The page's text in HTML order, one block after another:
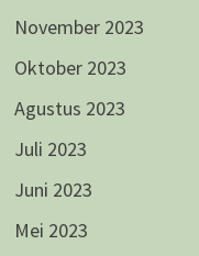
November 2023
Oktober 2023
Agustus 2023
Juli 2023
Juni 2023
Mei 2023